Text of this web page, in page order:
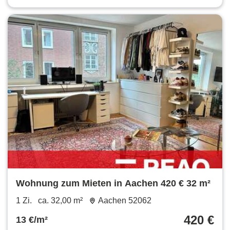
Wohnung zum Mieten in Aachen 420 € 32 m²
1 Zi. ca. 32,00 m² Aachen 52062
13 €/m² 420 €